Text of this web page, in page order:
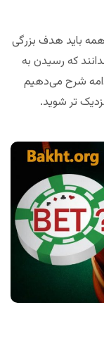
باید هدف بزرگی
که رسیدن به
شرح می‌دهیم
تر شوید.